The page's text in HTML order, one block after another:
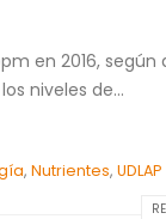
en 2016, según
niveles de...
, Nutrientes, UDLAP